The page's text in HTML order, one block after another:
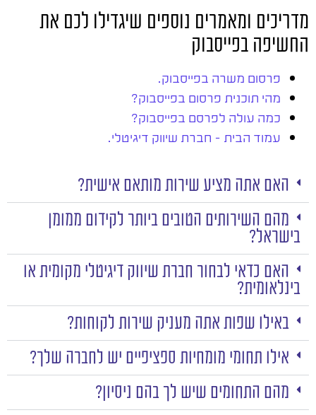
מדריכים ומאמרים נוספים שיגדילו לכם את
החשיפה בפייסבוק
פרסום משרה בפייסבוק.
מהי תוכנית פרסום בפייסבוק?
כמה עולה לפרסם בפייסבוק?
עמוד הבית – חברת שיווק דיגיטלי.
האם אתה מציע שירות מותאם אישית?
מהם השירותים הטובים ביותר לקידום ממומן
בישראל?
האם כדאי לבחור חברת שיווק דיגיטלי מקומית או
בינלאומית?
באילו שפות אתה מעניק שירות לקוחות?
אילו תחומי מומחיות ספציפיים יש לחברה שלך?
מהם התחומים שיש לך בהם ניסיון?